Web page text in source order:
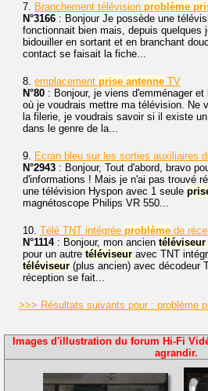
7. Branchement télévision problème
N°3166 : Bonjour Je possède une
fonctionnait bien mais, depuis quelques
bidouiller en sortant et en branchant
contact se faisait la fiche...
8. emplacement prise antenne TV
N°80 : Bonjour, je viens d'emménager et
où je voudrais mettre ma télévision. Ne
la filerie, je voudrais savoir si il existe
dans le genre de la...
9. Ecran bleu sur les sorties auxiliaires
N°2943 : Bonjour, Tout d'abord, bravo
d'informations ! Mais je n'ai pas trouvé
une télévision Hyspon avec 1 seule
magnétoscope Philips VR 550...
10. Télé TNT intégrée problème de
N°1114: Bonjour, mon ancien téléviseur
pour un autre téléviseur avec TNT
téléviseur (plus ancien) avec décodeur
réception se fait...
>>> Résultats suivants pour : problème
Images d'illustration du forum Hi-Fi
agrandir.